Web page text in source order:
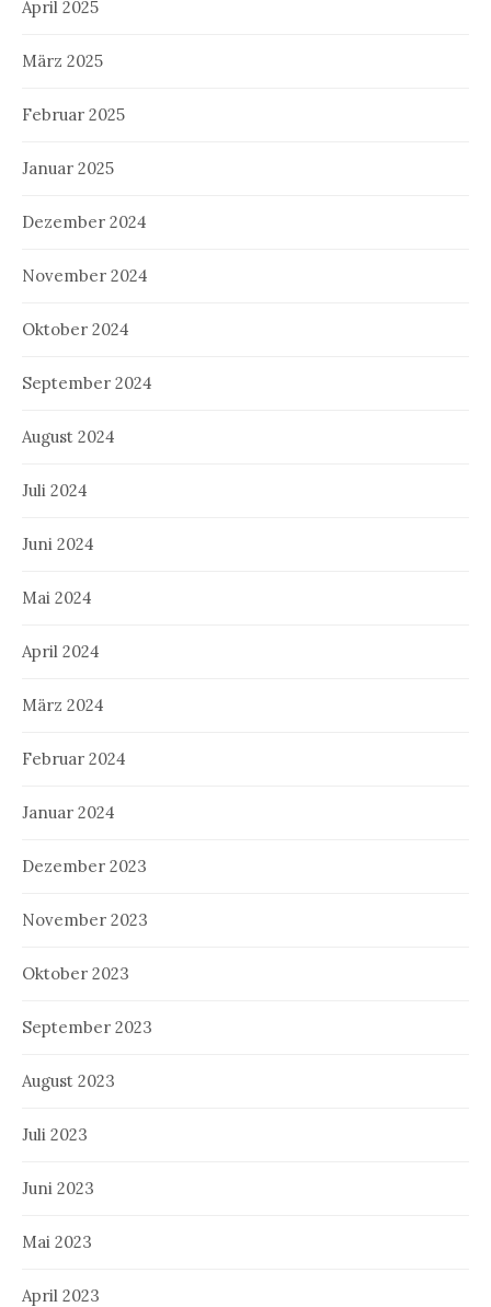
April 2025
März 2025
Februar 2025
Januar 2025
Dezember 2024
November 2024
Oktober 2024
September 2024
August 2024
Juli 2024
Juni 2024
Mai 2024
April 2024
März 2024
Februar 2024
Januar 2024
Dezember 2023
November 2023
Oktober 2023
September 2023
August 2023
Juli 2023
Juni 2023
Mai 2023
April 2023